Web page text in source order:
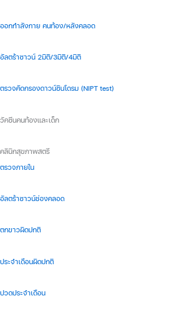
ออกกำลังกาย คนท้อง/หลังคลอด
อัลตร้าซาวน์ 2มิติ/3มิติ/4มิติ
ตรวจคัดกรองดาวน์ซินโดรม (NIPT test)
วัคซีนคนท้องและเด็ก
คลินิกสุขภาพสตรี
ตรวจภายใน
อัลตร้าซาวน์ช่องคลอด
ตกขาวผิดปกติ
ประจำเดือนผิดปกติ
ปวดประจำเดือน